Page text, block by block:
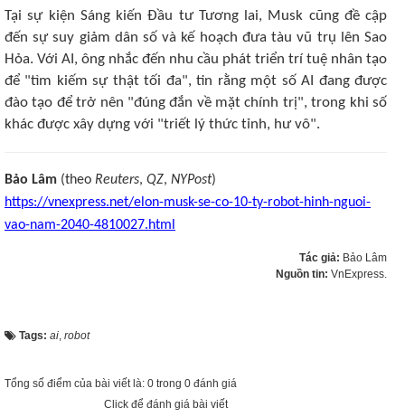
Tại sự kiện Sáng kiến Đầu tư Tương lai, Musk cũng đề cập
đến sự suy giảm dân số và kế hoạch đưa tàu vũ trụ lên Sao
Hỏa. Với AI, ông nhắc đến nhu cầu phát triển trí tuệ nhân tạo
để "tìm kiếm sự thật tối đa", tin rằng một số AI đang được
đào tạo để trở nên "đúng đắn về mặt chính trị", trong khi số
khác được xây dựng với "triết lý thức tỉnh, hư vô".
Bảo Lâm (theo Reuters, QZ, NYPost)
https://vnexpress.net/elon-musk-se-co-10-ty-robot-hinh-nguoi-
vao-nam-2040-4810027.html
Tác giả: Bảo Lâm
Nguồn tin: VnExpress.
Tags: ai robot
Tổng số điểm của bài viết là: 0 trong 0 đánh giá
Click để đánh giá bài viết